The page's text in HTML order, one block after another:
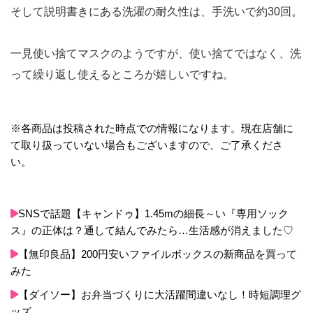
そして説明書きにある洗濯の耐久性は、手洗いで約30回。
一見使い捨てマスクのようですが、使い捨てではなく、洗
って繰り返し使えるところが嬉しいですね。
※各商品は投稿された時点での情報になります。現在店舗に
て取り扱っていない場合もございますので、ご了承くださ
い。
SNSで話題【キャンドゥ】1.45mの細長～い『専用ソック
ス』の正体は？通して結んでみたら…生活感が消えました♡
【無印良品】200円安いファイルボックスの新商品を買って
みた
【ダイソー】お弁当づくりに大活躍間違いなし！時短調理グ